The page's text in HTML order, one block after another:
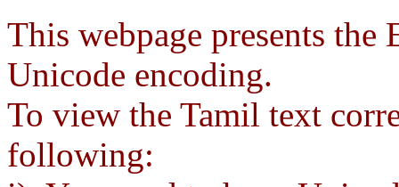
This webpage presents
Unicode encoding.
To view the Tamil text
following: